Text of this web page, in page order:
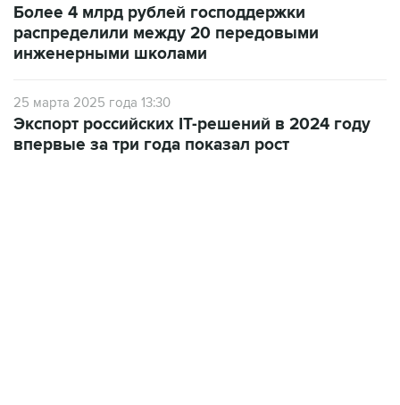
Более 4 млрд рублей господдержки
распределили между 20 передовыми
инженерными школами
25 марта 2025 года 13:30
Экспорт российских IT-решений в 2024 году
впервые за три года показал рост